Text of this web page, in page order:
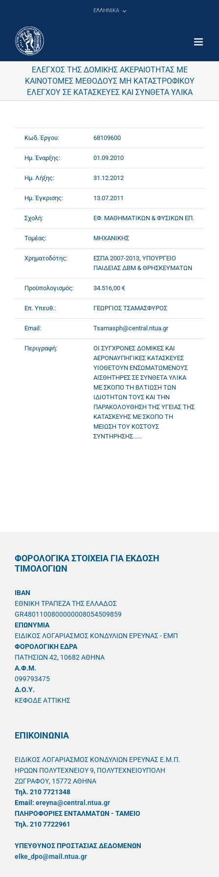
ΕΛΛΗΝΙΚΑ
ΕΛΕΓΧΟΣ ΤΗΣ ΔΟΜΙΚΗΣ ΑΚΕΡΑΙΟΤΗΤΑΣ ΜΕ
ΚΑΙΝΟΤΟΜΕΣ ΜΕΘΟΔΟΥΣ ΜΗ ΚΑΤΑΣΤΡΟΦΙΚΟΥ
ΕΛΕΓΧΟΥ ΣΕ ΚΑΤΑΣΚΕΥΕΣ ΚΑΙ ΣΥΝΘΕΤΑ ΥΛΙΚΑ
Κωδ. Έργου: 68109600
Ημ. Έναρξης: 01.09.2010
Ημ. Λήξης: 31.12.2012
Ημ. Έγκρισης: 13.07.2011
Σχολή: ΕΦ. ΜΑΘΗΜΑΤΙΚΩΝ & ΦΥΣΙΚΩΝ ΕΠ.
Τομέας: ΜΗΧΑΝΙΚΗΣ
Χρηματοδότης:
ΕΣΠΑ 2007-2013, ΥΠΟΥΡΓΕΙΟ
ΠΑΙΔΕΙΑΣ ΔΒΜ & ΘΡΗΣΚΕΥΜΑΤΩΝ
Προϋπολογισμός: 34.516,00 €
Επ. Υπευθ.: ΓΕΩΡΓΙΟΣ ΤΣΑΜΑΣΦΥΡΟΣ
Email: Tsamasph@central.ntua.gr
Περιγραφή:
ΟΙ ΣΥΓΧΡΟΝΕΣ ΔΟΜΙΚΕΣ ΚΑΙ
ΑΕΡΟΝΑΥΠΗΓΙΚΕΣ ΚΑΤΑΣΚΕΥΕΣ
ΥΙΟΘΕΤΟΥΝ ΕΝΣΩΜΑΤΩΜΕΝΟΥΣ
ΑΙΣΘΗΤΗΡΕΣ ΣΕ ΣΥΝΘΕΤΑ ΥΛΙΚΑ
ΜΕ ΣΚΟΠΟ ΤΗ ΒΛΤΙΩΣΗ ΤΩΝ
ΙΔΙΟΤΗΤΩΝ ΤΟΥΣ ΚΑΙ ΤΗΝ
ΠΑΡΑΚΟΛΟΥΘΗΣΗ ΤΗΣ ΥΓΕΙΑΣ ΤΗΣ
ΚΑΤΑΣΚΕΥΗΣ ΜΕ ΣΚΟΠΟ ΤΗ
ΜΕΙΩΣΗ ΤΟΥ ΚΟΣΤΟΥΣ
ΣΥΝΤΗΡΗΣΗΣ......
ΦΟΡΟΛΟΓΙΚΑ ΣΤΟΙΧΕΙΑ ΓΙΑ ΕΚΔΟΣΗ
ΤΙΜΟΛΟΓΙΩΝ
IBAN
ΕΘΝΙΚΗ ΤΡΑΠΕΖΑ ΤΗΣ ΕΛΛΑΔΟΣ
GR4801100800000008054509859
ΕΠΩΝΥΜΙΑ
ΕΙΔΙΚΟΣ ΛΟΓΑΡΙΑΣΜΟΣ ΚΟΝΔΥΛΙΩΝ ΕΡΕΥΝΑΣ - ΕΜΠ
ΦΟΡΟΛΟΓΙΚΗ ΕΔΡΑ
ΠΑΤΗΣΙΩΝ 42, 10682 ΑΘΗΝΑ
A.Φ.Μ.
099793475
Δ.Ο.Υ.
ΚΕΦΟΔΕ ΑΤΤΙΚΗΣ
ΕΠΙΚΟΙΝΩΝΙΑ
ΕΙΔΙΚΟΣ ΛΟΓΑΡΙΑΣΜΟΣ ΚΟΝΔΥΛΙΩΝ ΕΡΕΥΝΑΣ Ε.Μ.Π.
ΗΡΩΩΝ ΠΟΛΥΤΕΧΝΕΙΟΥ 9, ΠΟΛΥΤΕΧΝΕΙΟΥΠΟΛΗ
ΖΩΓΡΑΦΟΥ, 15772 ΑΘΗΝΑ
Τηλ. 210 7721348
Email: ereyna@central.ntua.gr
ΠΛΗΡΟΦΟΡΙΕΣ ΕΝΤΑΛΜΑΤΩΝ - ΤΑΜΕΙΟ
Τηλ. 210 7722961
ΥΠΕΥΘYΝΟΣ ΠΡΟΣΤΑΣΙΑΣ ΔΕΔΟΜΕΝΩΝ
elke_dpo@mail.ntua.gr